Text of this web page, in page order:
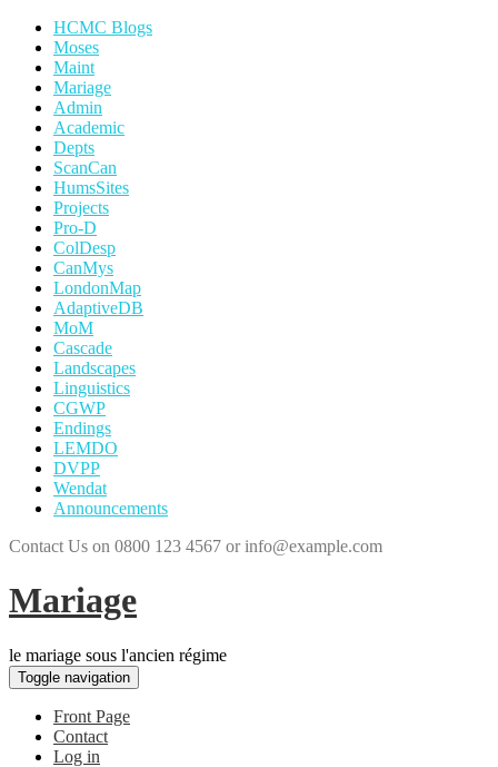
HCMC Blogs
Moses
Maint
Mariage
Admin
Academic
Depts
ScanCan
HumsSites
Projects
Pro-D
ColDesp
CanMys
LondonMap
AdaptiveDB
MoM
Cascade
Landscapes
Linguistics
CGWP
Endings
LEMDO
DVPP
Wendat
Announcements
Contact Us on 0800 123 4567 or info@example.com
Mariage
le mariage sous l'ancien régime
Toggle navigation
Front Page
Contact
Log in